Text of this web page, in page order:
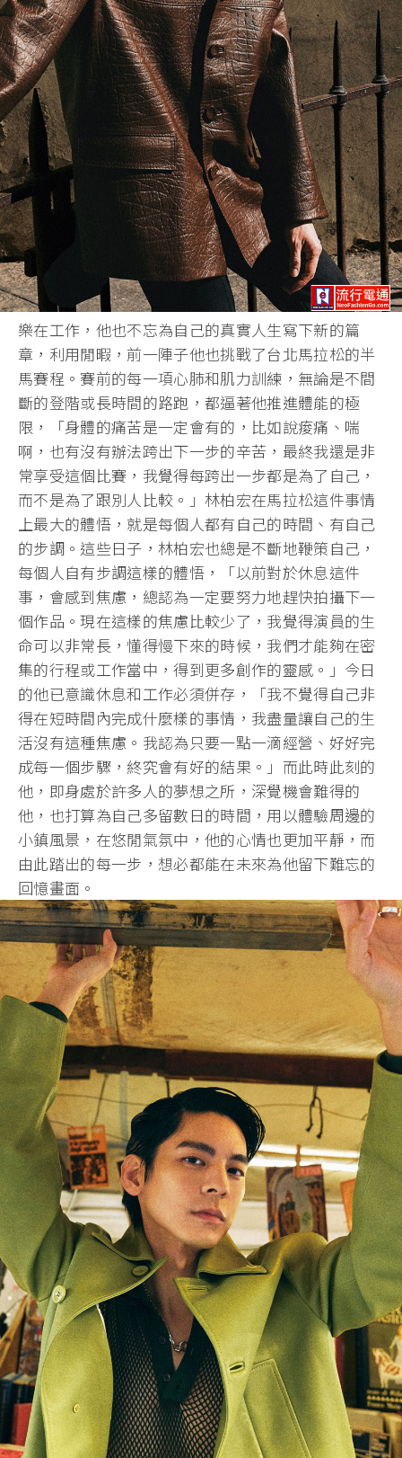
樂在工作，他也不忘為自己的真實人生寫下新的篇
章，利用閒暇，前一陣子他也挑戰了台北馬拉松的半
馬賽程。賽前的每一項心肺和肌力訓練，無論是不間
斷的登階或長時間的路跑，都逼著他推進體能的極
限，「身體的痛苦是一定會有的，比如說痠痛、喘
啊，也有沒有辦法跨出下一步的辛苦，最終我還是非
常享受這個比賽，我覺得每跨出一步都是為了自己，
而不是為了跟別人比較。」林柏宏在馬拉松這件事情
上最大的體悟，就是每個人都有自己的時間、有自己
的步調。這些日子，林柏宏也總是不斷地鞭策自己，
每個人自有步調這樣的體悟，「以前對於休息這件
事，會感到焦慮，總認為一定要努力地趕快拍攝下一
個作品。現在這樣的焦慮比較少了，我覺得演員的生
命可以非常長，懂得慢下來的時候，我們才能夠在密
集的行程或工作當中，得到更多創作的靈感。」今日
的他已意識休息和工作必須併存，「我不覺得自己非
得在短時間內完成什麼樣的事情，我盡量讓自己的生
活沒有這種焦慮。我認為只要一點一滴經營、好好完
成每一個步驟，終究會有好的結果。」而此時此刻的
他，即身處於許多人的夢想之所，深覺機會難得的
他，也打算為自己多留數日的時間，用以體驗周邊的
小鎮風景，在悠閒氣氛中，他的心情也更加平靜，而
由此踏出的每一步，想必都能在未來為他留下難忘的
回憶畫面。